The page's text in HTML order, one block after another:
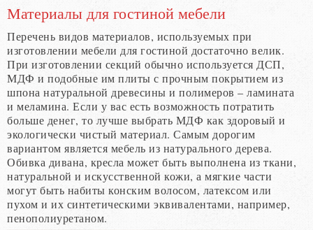
Материалы для гостиной мебели
Перечень видов материалов, используемых при
изготовлении мебели для гостиной достаточно велик.
При изготовлении секций обычно используется ДСП,
МДФ и подобные им плиты с прочным покрытием из
шпона натуральной древесины и полимеров – ламината
и меламина. Если у вас есть возможность потратить
больше денег, то лучше выбрать МДФ как здоровый и
экологически чистый материал. Самым дорогим
вариантом является мебель из натурального дерева.
Обивка дивана, кресла может быть выполнена из ткани,
натуральной и искусственной кожи, а мягкие части
могут быть набиты конским волосом, латексом или
пухом и их синтетическими эквивалентами, например,
пенополиуретаном.